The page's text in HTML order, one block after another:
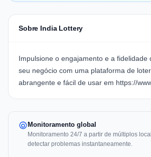
Sobre India Lottery
Impulsione o engajamento e a fidelidade
seu negócio com uma plataforma de
abrangente e fácil de usar em https://
Monitoramento global
Monitoramento 24/7 a partir de múltiplos
detectar problemas instantaneamente.